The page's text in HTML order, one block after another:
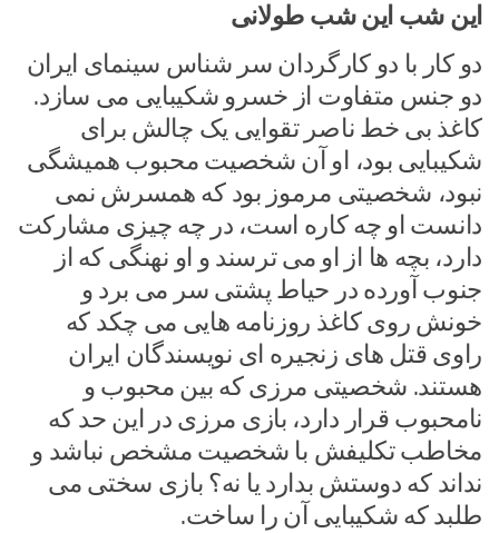
این شب این شب طولانی
دو کار با دو کارگردان سر شناس سینمای ایران
دو جنس متفاوت از خسرو شکیبایی می سازد.
کاغذ بی خط ناصر تقوایی یک چالش برای
شکیبایی بود، او آن شخصیت محبوب همیشگی
نبود، شخصیتی مرموز بود که همسرش نمی
دانست او چه کاره است، در چه چیزی مشارکت
دارد، بچه ها از او می ترسند و او نهنگی که از
جنوب آورده در حیاط پشتی سر می برد و
خونش روی کاغذ روزنامه هایی می چکد که
راوی قتل های زنجیره ای نویسندگان ایران
هستند. شخصیتی مرزی که بین محبوب و
نامحبوب قرار دارد، بازی مرزی در این حد که
مخاطب تکلیفش با شخصیت مشخص نباشد و
نداند که دوستش بدارد یا نه؟ بازی سختی می
طلبد که شکیبایی آن را ساخت.